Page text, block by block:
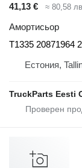
41,13 € ≈ 80,58 лв.
Амортисьор
T1335 20871964
Естония,
TruckParts Eesti